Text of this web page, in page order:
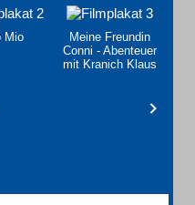
Mio
Meine Freundin
Conni - Abenteuer
mit Kranich Klaus